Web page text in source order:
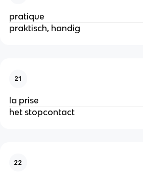
pratique
praktisch, handig
21
la prise
het stopcontact
22